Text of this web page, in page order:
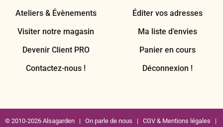
Ateliers & Évènements
Visiter notre magasin
Devenir Client PRO
Contactez-nous !
Éditer vos adresses
Ma liste d’envies
Panier en cours
Déconnexion !
© 2010-2026 Alsagarden | On parle de nous | CGV & Mentions légales |